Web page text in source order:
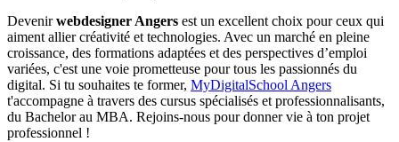
Devenirwebdesigner Angers est un excellent choix pour ceux qui
aiment allier créativité et technologies. Avec un marché en pleine
croissance, des formations adaptées et des perspectives d’emploi
variées, c'est une voie prometteuse pour tous les passionnés du
digital. Si tu souhaites te former, MyDigitalSchool Angers
t'accompagne à travers des cursus spécialisés et professionnalisants,
du Bachelor au MBA. Rejoins-nous pour donner vie à ton projet
professionnel !